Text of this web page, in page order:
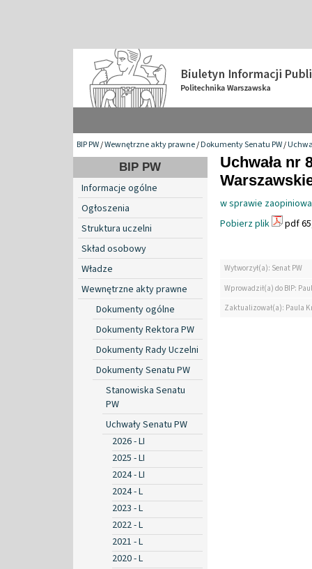
BIP PW/Wewnętrzne akty prawne/Dokumenty Senatu PW/
BIP PW
Informacje ogólne
Ogłoszenia
Struktura uczelni
Skład osobowy
Władze
Wewnętrzne akty prawne
Dokumenty ogólne
Dokumenty Rektora PW
Dokumenty Rady Uczelni
Dokumenty Senatu PW
Stanowiska Senatu
PW
Uchwały Senatu PW
2026 - LI
2025 - LI
2024 - LI
2024 - L
2023 - L
2022 - L
2021 - L
2020 - L
Uchwała nr
w sprawie
Pobierz plik
pdf
Wytworzył(a): Senat PW
Wprowadził(a) do BIP:
Zaktualizował(a): Paula